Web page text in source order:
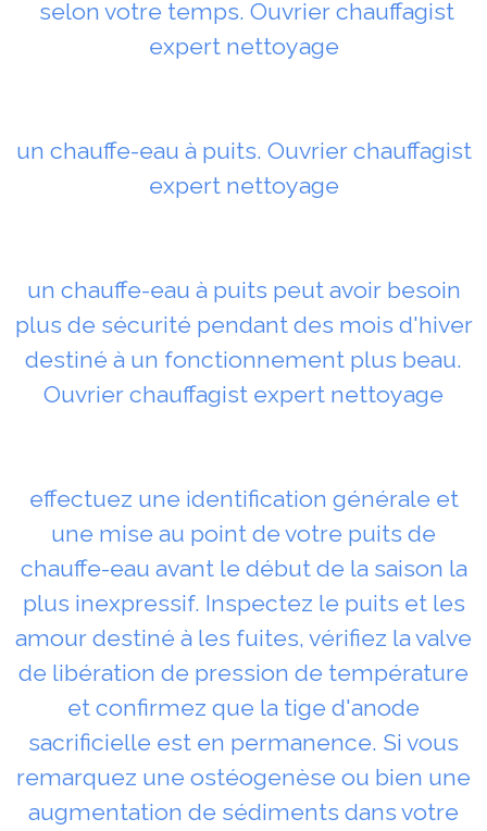
selon votre temps. Ouvrier chauffagist
expert nettoyage
un chauffe-eau à puits. Ouvrier chauffagist
expert nettoyage
un chauffe-eau à puits peut avoir besoin
plus de sécurité pendant des mois d'hiver
destiné à un fonctionnement plus beau.
Ouvrier chauffagist expert nettoyage
effectuez une identification générale et
une mise au point de votre puits de
chauffe-eau avant le début de la saison la
plus inexpressif. Inspectez le puits et les
amour destiné à les fuites, vérifiez la valve
de libération de pression de température
et confirmez que la tige d'anode
sacrificielle est en permanence. Si vous
remarquez une ostéogenèse ou bien une
augmentation de sédiments dans votre